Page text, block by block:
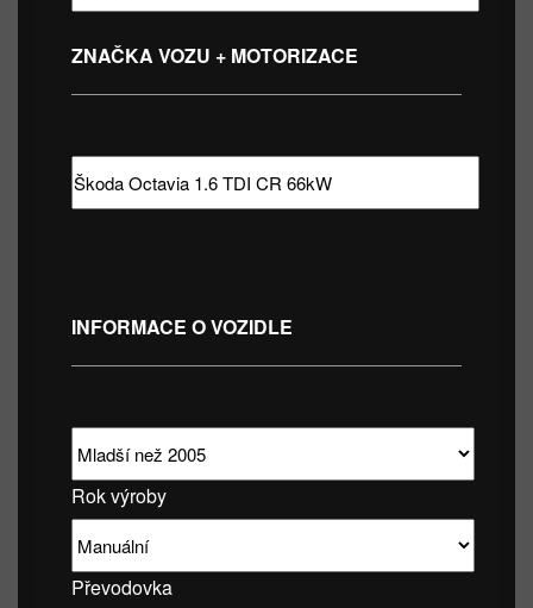
ZNAČKA VOZU + MOTORIZACE
INFORMACE O VOZIDLE
Rok výroby
Převodovka